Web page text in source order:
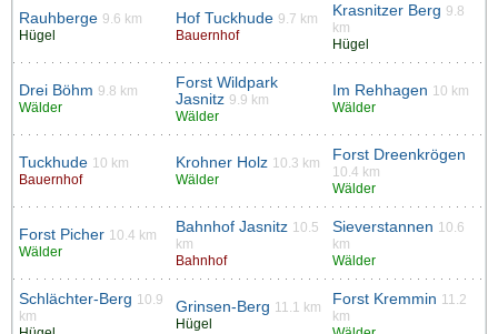
Rauhberge 9.6 km
Hügel
Hof Tuckhude 9.7 km
Bauernhof
Krasnitzer Berg 9.8
km
Hügel
Drei Böhm 9.8 km
Wälder
Forst Wildpark
Jasnitz 9.9 km
Wälder
Im Rehhagen 10 km
Wälder
Tuckhude 10 km
Bauernhof
Krohner Holz 10.3 km
Wälder
Forst Dreenkrögen
10.4 km
Wälder
Forst Picher 10.4 km
Wälder
Bahnhof Jasnitz 10.5
km
Bahnhof
Sieverstannen 10.6
km
Wälder
Schlächter-Berg 10.9
km
Grinsen-Berg 11.1 km
Hügel
Forst Kremmin 11.2
km